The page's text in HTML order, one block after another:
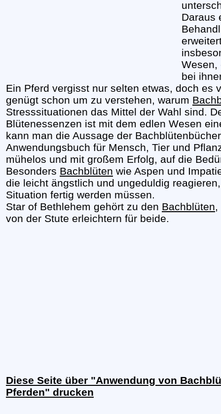
Daraus
Wesen,
bei
Ein Pferd vergisst nur selten etwas, doch es
genügt schon um zu verstehen, warum
Stresssituationen das Mittel der Wahl sind.
Blütenessenzen ist mit dem edlen Wesen
kann man die Aussage der
Anwendungsbuch für Mensch, Tier und
mühelos und mit großem Erfolg, auf die
Besonders Bachblüten wie Aspen und
die leicht ängstlich und ungeduldig
Situation fertig werden müssen.
Star of Bethlehem gehört zu den Bachblüten,
von der Stute erleichtern für beide.
Diese Seite über "Anwendung von
Pferden" drucken